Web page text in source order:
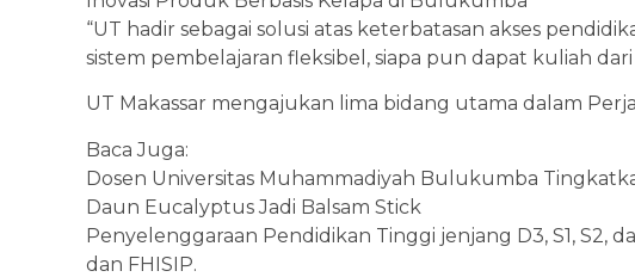
“UT hadir sebagai solusi atas keterbatasan akses
sistem pembelajaran fleksibel, siapa pun dapat kuliah dari
UT Makassar mengajukan lima bidang utama dalam
Baca Juga:
Dosen Universitas Muhammadiyah Bulukumba
Daun Eucalyptus Jadi Balsam Stick
Penyelenggaraan Pendidikan Tinggi jenjang D3, S1, S2,
dan FHISIP.